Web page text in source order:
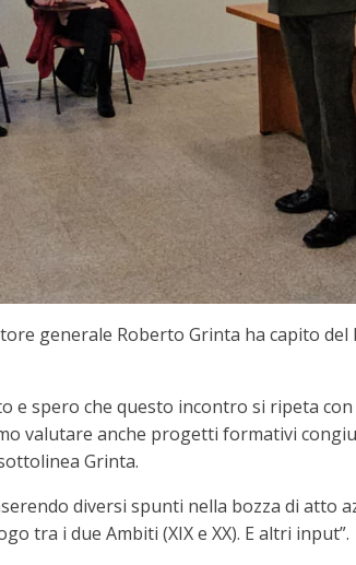
generale Roberto Grinta ha capito
spero che questo incontro si ripeta
valutare anche progetti formativi
Grinta.
diversi spunti nella bozza di atto
tra i due Ambiti (XIX e XX). E altri input”.